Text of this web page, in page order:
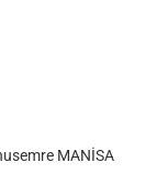
MANİSA